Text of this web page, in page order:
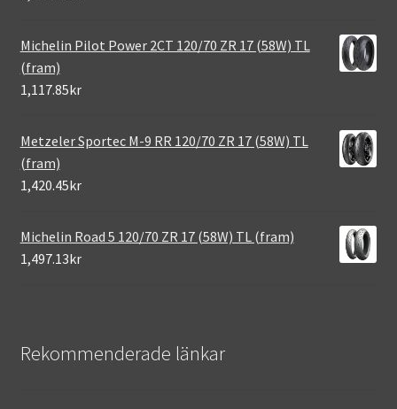
Michelin Pilot Power 2CT 120/70 ZR 17 (58W) TL
(fram)
1,117.85kr
Metzeler Sportec M-9 RR 120/70 ZR 17 (58W) TL
(fram)
1,420.45kr
Michelin Road 5 120/70 ZR 17 (58W) TL (fram)
1,497.13kr
Rekommenderade länkar